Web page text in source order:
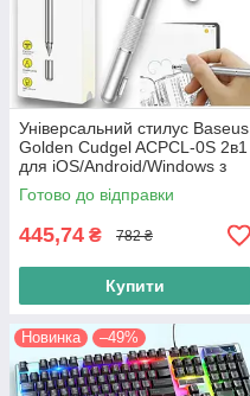
Універсальний стилус Baseus
Golden Cudgel ACPCL-0S 2в1
для iOS/Android/Windows з
ручкою для письма
(сріблястий)
Готово до відправки
445,74 ₴ 782 ₴
Купити
Новинка –49%